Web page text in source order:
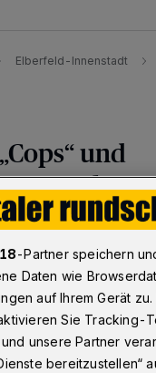
Elberfeld-Innenstadt
und
Reul
Bürger zu einer
Platz in Elberfeld
Herbert Reul.
Eine Minute Lesezeit
-Partner speichern
Daten wie
auf Ihrem Gerät zu.
Sie Tracking-
unsere Partner
bereitzustellen“